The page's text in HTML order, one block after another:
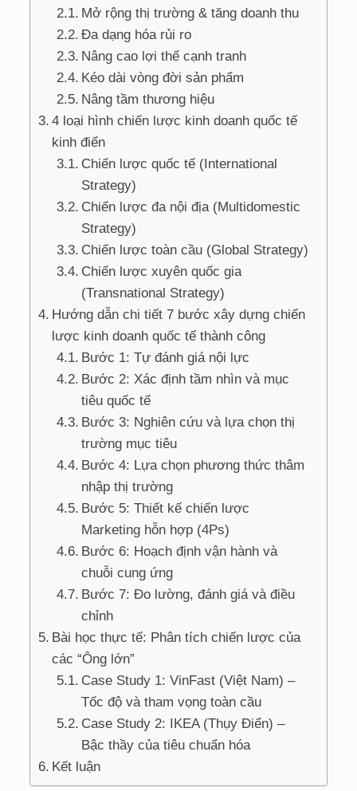
Mở rộng thị trường & tăng doanh thu
Đa dạng hóa rủi ro
Nâng cao lợi thế cạnh tranh
Kéo dài vòng đời sản phẩm
Nâng tầm thương hiệu
4 loại hình chiến lược kinh doanh quốc tế
kinh điển
Chiến lược quốc tế (International
Strategy)
Chiến lược đa nội địa (Multidomestic
Strategy)
Chiến lược toàn cầu (Global Strategy)
Chiến lược xuyên quốc gia
(Transnational Strategy)
Hướng dẫn chi tiết 7 bước xây dựng chiến
lược kinh doanh quốc tế thành công
Bước 1: Tự đánh giá nội lực
Bước 2: Xác định tầm nhìn và mục
tiêu quốc tế
Bước 3: Nghiên cứu và lựa chọn thị
trường mục tiêu
Bước 4: Lựa chọn phương thức thâm
nhập thị trường
Bước 5: Thiết kế chiến lược
Marketing hỗn hợp (4Ps)
Bước 6: Hoạch định vận hành và
chuỗi cung ứng
Bước 7: Đo lường, đánh giá và điều
chỉnh
Bài học thực tế: Phân tích chiến lược của
các “Ông lớn”
Case Study 1: VinFast (Việt Nam) –
Tốc độ và tham vọng toàn cầu
Case Study 2: IKEA (Thụy Điển) –
Bậc thầy của tiêu chuẩn hóa
Kết luận